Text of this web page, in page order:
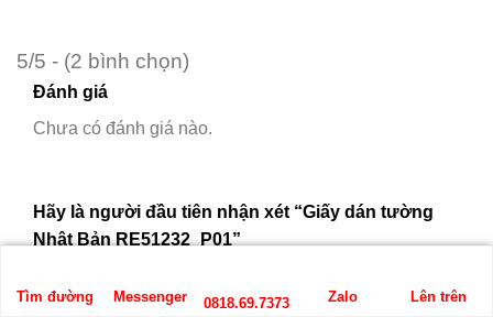
5/5 - (2 bình chọn)
Đánh giá
Chưa có đánh giá nào.
Hãy là người đầu tiên nhận xét “Giấy dán tường
Nhật Bản RE51232_P01”
Tìm đường Messenger 0818.69.7373 Zalo Lên trên